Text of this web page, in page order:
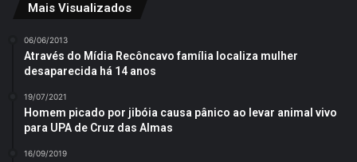
Mais Visualizados
06/06/2013
Através do Mídia Recôncavo família localiza mulher
desaparecida há 14 anos
19/07/2021
Homem picado por jibóia causa pânico ao levar animal vivo
para UPA de Cruz das Almas
16/09/2019